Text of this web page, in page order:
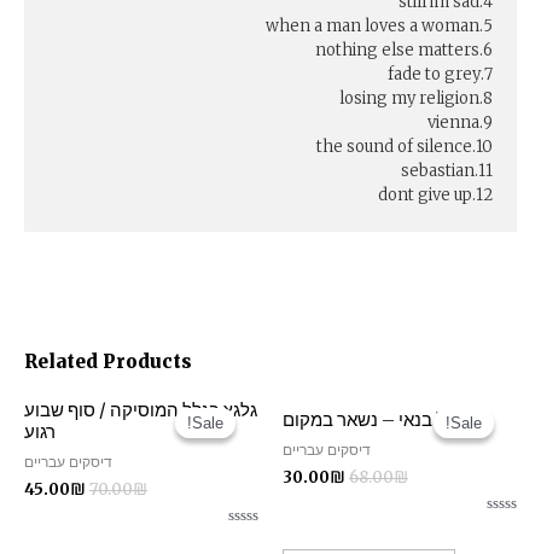
Related Products
Sale!
Sale!יובל בנאי – נשאר במקום
דיסקים עבריים
68.00₪
30.00₪
Sale!
Sale!
גלגצ בגלל המוסיקה / סוף שבוע
רגוע
דיסקים עבריים
70.00₪
45.00₪
5.when a man loves a woman
6.nothing else matters
7.fade to grey
8.losing my religion
9.vienna
10.the sound of silence
11.sebastian
12.dont give up